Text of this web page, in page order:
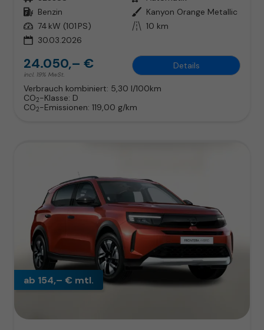
Kraftstoff Benzin Außenfarbe Kanyon Orange Metallic
Leistung 74 kW (101 PS) Kilometerstand 10 km
30.03.2026
24.050,– €
incl. 19% MwSt.
Details
Verbrauch kombiniert: 5,30 l/100km
CO2-Klasse: D
CO2-Emissionen: 119,00 g/km
ab 154,– € mtl.